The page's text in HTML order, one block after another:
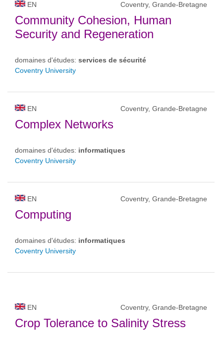
EN Coventry, Grande-Bretagne
Community Cohesion, Human
Security and Regeneration
domaines d'études: services de sécurité
Coventry University
EN Coventry, Grande-Bretagne
Complex Networks
domaines d'études: informatiques
Coventry University
EN Coventry, Grande-Bretagne
Computing
domaines d'études: informatiques
Coventry University
EN Coventry, Grande-Bretagne
Crop Tolerance to Salinity Stress